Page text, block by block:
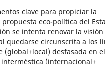
clave para propiciar la
eco-política del
se intenta renovar la visión
quedarse circunscrita a los
desfasada en el
(internacional+